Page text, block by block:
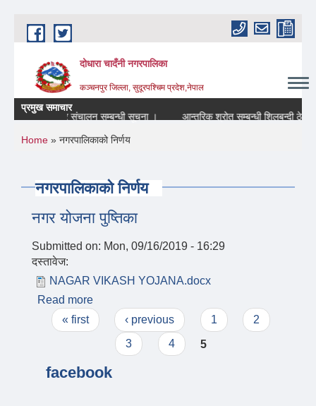
Skip to main content
दोधारा चादँनी नगरपालिका
कञ्चनपुर जिल्ला, सुदूरपश्चिम प्रदेश,नेपाल
प्रमुख समाचार
स्वास्थ्य शिविर संचालन सम्बन्धी सूचना ।
आन्तरिक श्रोत सम्बन्धी शिलबन्दी
You are here
Home » नगरपालिकाको निर्णय
नगरपालिकाको निर्णय
नगर योजना पुष्तिका
Submitted on: Mon, 09/16/2019 - 16:29
दस्तावेज:
NAGAR VIKASH YOJANA.docx
Read more
Pages
« first ‹ previous 1
2
3
4 5
facebook